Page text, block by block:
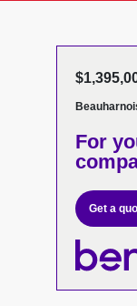
For
Get a